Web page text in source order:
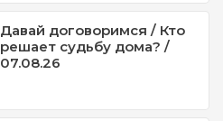
Давай договоримся / Кто
решает судьбу дома? /
07.08.26